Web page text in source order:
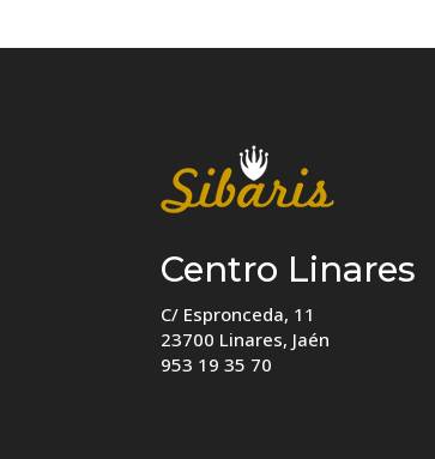
Centro Linares
C/ Espronceda, 11
23700 Linares, Jaén
953 19 35 70